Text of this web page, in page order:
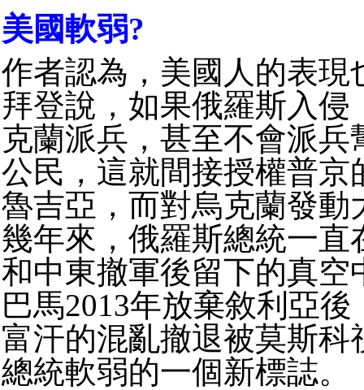
美國軟弱?
作者認為，美國人的表現
拜登說，如果俄羅斯入侵
克蘭派兵，甚至不會派兵
公民，這就間接授權普京
魯吉亞，而對烏克蘭發動
幾年來，俄羅斯總統一直
和中東撤軍後留下的真空
巴馬2013年放棄敘利亞
富汗的混亂撤退被莫斯科
總統軟弱的一個新標誌。